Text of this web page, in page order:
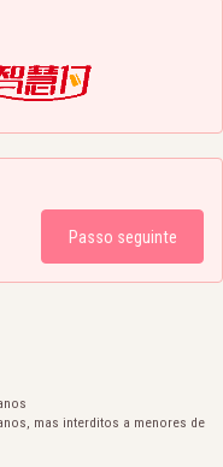
mas interditos a menores de